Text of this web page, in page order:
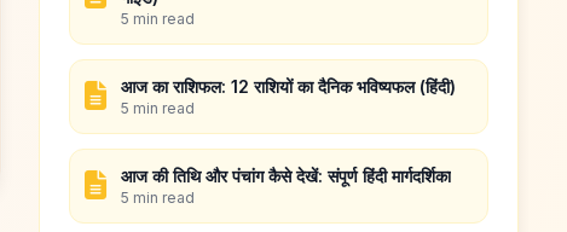
5 min read
आज का राशिफल: 12 राशियों का दैनिक भविष्यफल (हिंदी)
5 min read
आज की तिथि और पंचांग कैसे देखें: संपूर्ण हिंदी मार्गदर्शिका
5 min read